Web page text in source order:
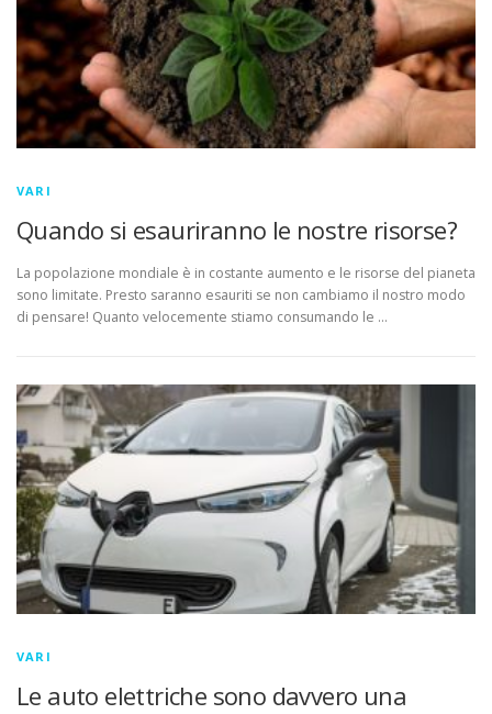
VARI
Quando si esauriranno le nostre risorse?
La popolazione mondiale è in costante aumento e le risorse del pianeta
sono limitate. Presto saranno esauriti se non cambiamo il nostro modo
di pensare! Quanto velocemente stiamo consumando le …
VARI
Le auto elettriche sono davvero una